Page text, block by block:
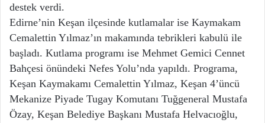
destek verdi.
Edirne’nin Keşan ilçesinde kutlamalar ise Kaymakam
Cemalettin Yılmaz’ın makamında tebrikleri kabulü ile
başladı. Kutlama programı ise Mehmet Gemici Cennet
Bahçesi önündeki Nefes Yolu’nda yapıldı. Programa,
Keşan Kaymakamı Cemalettin Yılmaz, Keşan 4’üncü
Mekanize Piyade Tugay Komutanı Tuğgeneral Mustafa
Özay, Keşan Belediye Başkanı Mustafa Helvacıoğlu,